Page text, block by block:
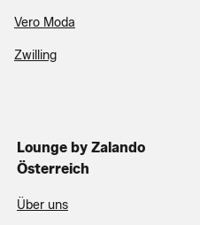
Vero Moda
Zwilling
Lounge by Zalando
Österreich
Über uns